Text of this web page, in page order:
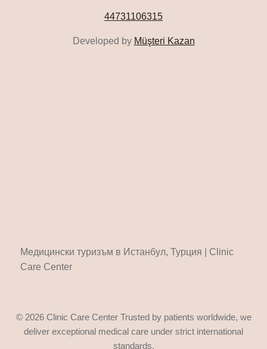
44731106315
Developed by Müşteri Kazan
Медицински туризъм в Истанбул, Турция | Clinic
Care Center
© 2026 Clinic Care Center Trusted by patients worldwide, we
deliver exceptional medical care under strict international
standards.